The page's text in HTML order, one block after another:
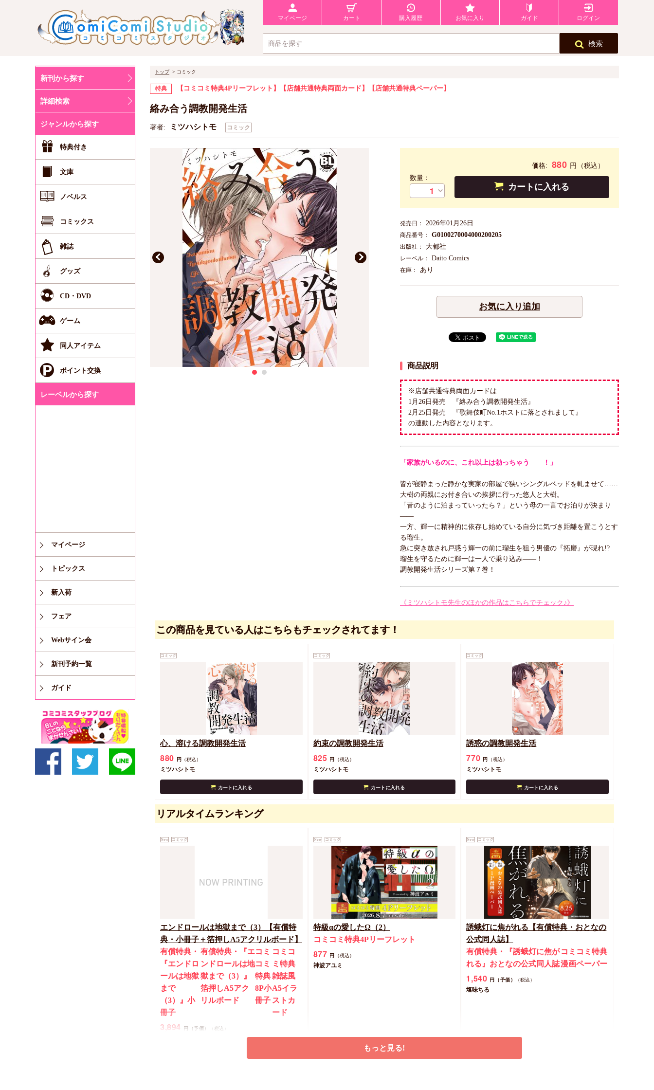
マイページ カート 購入履歴 お気に入り ガイド ログイン
検索
新刊から探す
詳細検索
ジャンルから探す
特典付き
文庫
ノベルス
コミックス
雑誌
グッズ
CD・DVD
ゲーム
同人アイテム
ポイント交換
レーベルから探す
マイページ
トピックス
新入荷
フェア
Webサイン会
新刊予約一覧
ガイド
トップ コミック
特典 【コミコミ特典4Pリーフレット】 【店舗共通特典両面カード】 【店舗共通特典ペーパー】
絡み合う調教開発生活
著者: ミツハシトモ コミック
価格: 880 円
（税込）
数量：
カートに入れる
発売日： 2026年01月26日
商品番号： G0100270004000200205
出版社： 大都社
レーベル： Daito Comics
在庫： あり
お気に入り追加
商品説明
※店舗共通特典両面カードは
1月26日発売 『絡み合う調教開発生活』
2月25日発売 『歌舞伎町No.1ホストに落とされまして』
の連動した内容となります。
「家族がいるのに、これ以上は勃っちゃう――！」
皆が寝静まった静かな実家の部屋で狭いシングルベッドを軋ませて……
大樹の両親にお付き合いの挨拶に行った悠人と大樹。
「昔のように泊まっていったら？」という母の一言でお泊りが決まり
――
一方、輝一に精神的に依存し始めている自分に気づき距離を置こうとす
る瑠生。
急に突き放され戸惑う輝一の前に瑠生を狙う男優の『拓磨』が現れ!?
瑠生を守るために輝一は一人で乗り込み――！
調教開発生活シリーズ第７巻！
《ミツハシトモ先生のほかの作品はこちらでチェック♪》
この商品を見ている人はこちらもチェックされてます！
コミック
心、溶ける調教開発生活
880 円 （税込）
ミツハシトモ
カートに入れる
コミック
約束の調教開発生活
825 円 （税込）
ミツハシトモ
カートに入れる
コミック
誘惑の調教開発生活
770 円 （税込）
ミツハシトモ
カートに入れる
リアルタイムランキング
New コミック
エンドロールは地獄まで（3）【有償特
典・小冊子＋箔押しA5アクリルボード】
有償特典・
『エンドロ
ールは地獄
まで
（3）』小
冊子
有償特典・『エ
ンドロールは地
獄まで（3）』
箔押しA5アク
リルボード
コミ
コミ
特典
8P小
冊子
コミコ
ミ特典
雑誌風
A5イラ
ストカ
ード
3,894 円（予価） （税込）
New コミック
特級αの愛したΩ（2）
コミコミ特典4Pリーフレット
877 円 （税込）
神波アユミ
New コミック
誘蛾灯に焦がれる【有償特典・おとなの
公式同人誌】
有償特典・『誘蛾灯に焦が
れる』おとなの公式同人誌
コミコミ特典
漫画ペーパー
1,540 円（予価） （税込）
塩味ちる
もっと見る!